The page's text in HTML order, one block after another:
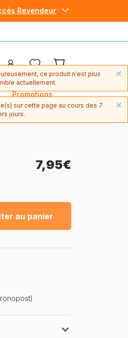
Revendeur
Promotions
7,95€
au panier
×
ce produit n'est plus
actuellement.
×
sur cette page au cours des 7
jours.